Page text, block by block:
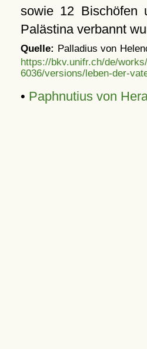
sowie 12 Bischöfen
Palästina verbannt
Quelle: Palladius von
https://bkv.unifr.ch/de/
6036/versions/leben-der-
• Paphnutius von